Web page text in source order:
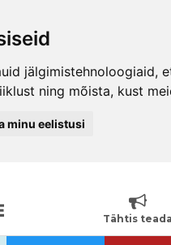
jälgimistehnoloogiaid,
ning mõista, kust
minu eelistusi
Tähtis teada